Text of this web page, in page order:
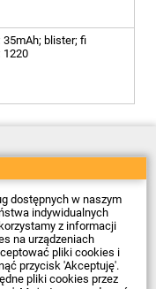
35mAh; blister; fi
1220
dostępnych w naszym
indywidualnych
z informacji
na urządzeniach
pliki cookies i
przycisk 'Akceptuję'.
pliki cookies przez